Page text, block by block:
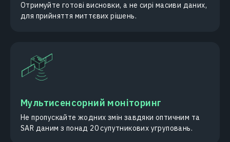
Отримуйте готові висновки, а не сирі масиви даних,
для прийняття миттєвих рішень.
Мультисенсорний моніторинг
Не пропускайте жодних змін завдяки оптичним та
SAR даним з понад 20 супутникових угруповань.